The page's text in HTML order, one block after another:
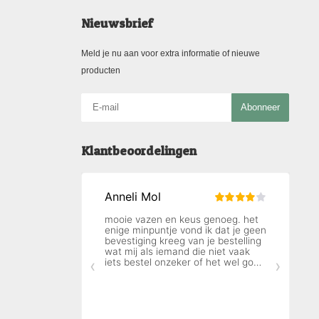
Nieuwsbrief
Meld je nu aan voor extra informatie of nieuwe
producten
Abonneer
Klantbeoordelingen